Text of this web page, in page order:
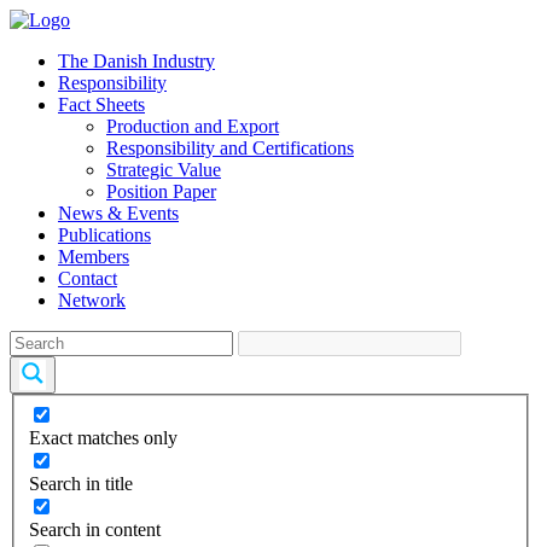
The Danish Industry
Responsibility
Fact Sheets
Production and Export
Responsibility and Certifications
Strategic Value
Position Paper
News & Events
Publications
Members
Contact
Network
Exact matches only
Search in title
Search in content